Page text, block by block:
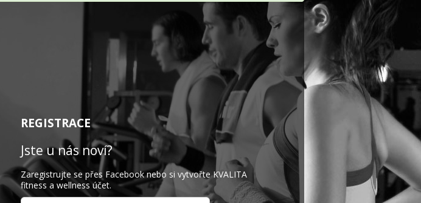
REGISTRACE
Jste u nás noví?
Zaregistrujte se přes Facebook nebo si vytvořte KVALITA
fitness a wellness účet.